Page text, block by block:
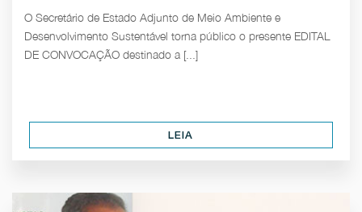
O Secretário de Estado Adjunto de Meio Ambiente e
Desenvolvimento Sustentável torna público o presente EDITAL
DE CONVOCAÇÃO destinado a [...]
LEIA